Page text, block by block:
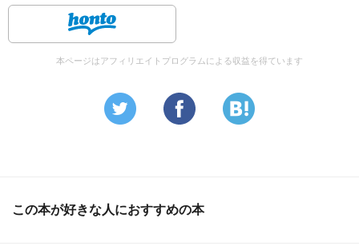
本ページはアフィリエイトプログラムによる収益を得ています
この本が好きな人におすすめの本